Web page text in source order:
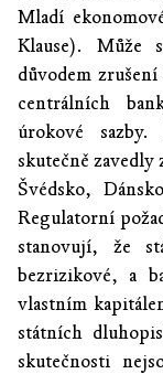
Mladí
Klause). Může
důvodem
centrálních
úrokové
skutečně zavedly
Švédsko,
Regulatorní
stanovují, že
bezrizikové, a
vlastním
státních
skutečnosti